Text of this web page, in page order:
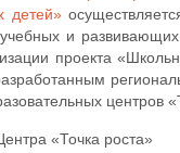
детей»
и
проекта
центров
«Точка роста»